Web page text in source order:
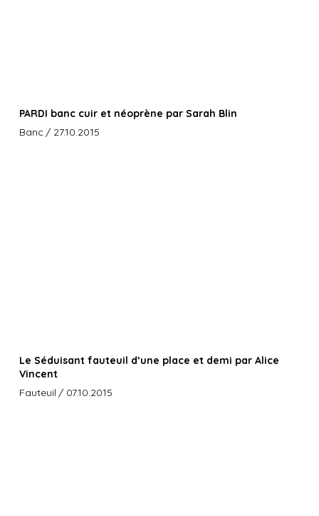
PARDI banc cuir et néoprène par Sarah Blin
Banc / 27.10.2015
Le Séduisant fauteuil d’une place et demi par Alice
Vincent
Fauteuil / 07.10.2015